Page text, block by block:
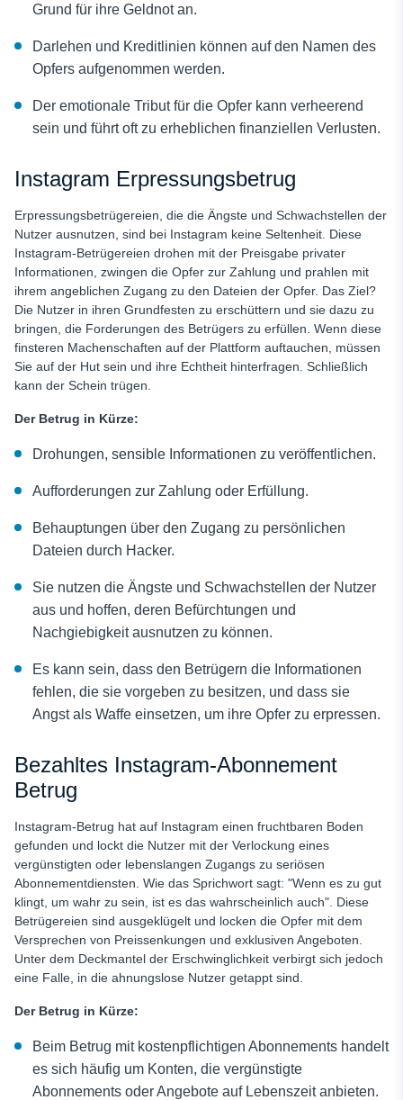
Grund für ihre Geldnot an.
Darlehen und Kreditlinien können auf den Namen des
Opfers aufgenommen werden.
Der emotionale Tribut für die Opfer kann verheerend
sein und führt oft zu erheblichen finanziellen Verlusten.
Instagram Erpressungsbetrug
Erpressungsbetrügereien, die die Ängste und Schwachstellen der
Nutzer ausnutzen, sind bei Instagram keine Seltenheit. Diese
Instagram-Betrügereien drohen mit der Preisgabe privater
Informationen, zwingen die Opfer zur Zahlung und prahlen mit
ihrem angeblichen Zugang zu den Dateien der Opfer. Das Ziel?
Die Nutzer in ihren Grundfesten zu erschüttern und sie dazu zu
bringen, die Forderungen des Betrügers zu erfüllen. Wenn diese
finsteren Machenschaften auf der Plattform auftauchen, müssen
Sie auf der Hut sein und ihre Echtheit hinterfragen. Schließlich
kann der Schein trügen.
Der Betrug in Kürze:
Drohungen, sensible Informationen zu veröffentlichen.
Aufforderungen zur Zahlung oder Erfüllung.
Behauptungen über den Zugang zu persönlichen
Dateien durch Hacker.
Sie nutzen die Ängste und Schwachstellen der Nutzer
aus und hoffen, deren Befürchtungen und
Nachgiebigkeit ausnutzen zu können.
Es kann sein, dass den Betrügern die Informationen
fehlen, die sie vorgeben zu besitzen, und dass sie
Angst als Waffe einsetzen, um ihre Opfer zu erpressen.
Bezahltes Instagram-Abonnement
Betrug
Instagram-Betrug hat auf Instagram einen fruchtbaren Boden
gefunden und lockt die Nutzer mit der Verlockung eines
vergünstigten oder lebenslangen Zugangs zu seriösen
Abonnementdiensten. Wie das Sprichwort sagt: "Wenn es zu gut
klingt, um wahr zu sein, ist es das wahrscheinlich auch". Diese
Betrügereien sind ausgeklügelt und locken die Opfer mit dem
Versprechen von Preissenkungen und exklusiven Angeboten.
Unter dem Deckmantel der Erschwinglichkeit verbirgt sich jedoch
eine Falle, in die ahnungslose Nutzer getappt sind.
Der Betrug in Kürze:
Beim Betrug mit kostenpflichtigen Abonnements handelt
es sich häufig um Konten, die vergünstigte
Abonnements oder Angebote auf Lebenszeit anbieten.